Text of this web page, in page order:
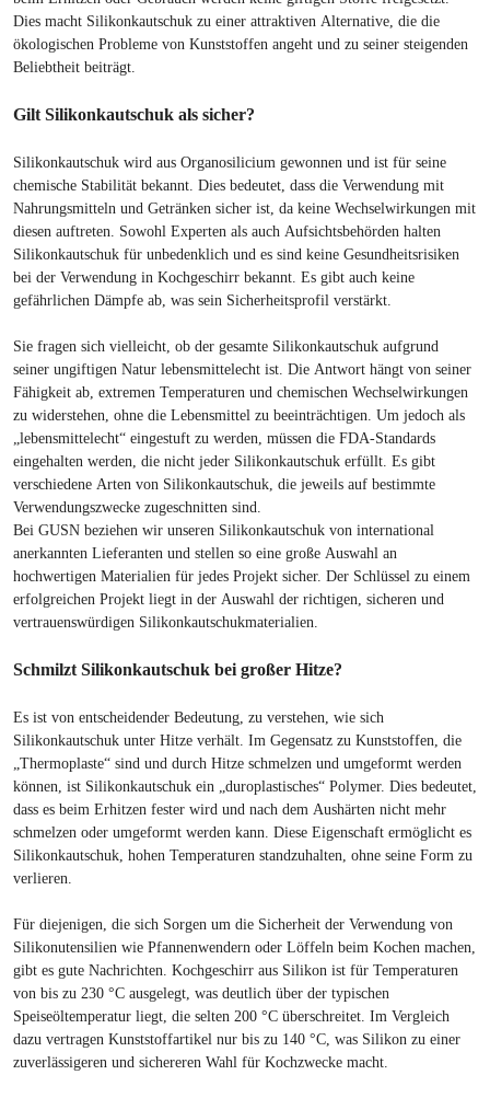
Dies macht Silikonkautschuk zu einer attraktiven Alternative, die die
ökologischen Probleme von Kunststoffen angeht und zu seiner steigenden
Beliebtheit beiträgt.
Gilt Silikonkautschuk als sicher?
Silikonkautschuk wird aus Organosilicium gewonnen und ist für seine
chemische Stabilität bekannt. Dies bedeutet, dass die Verwendung mit
Nahrungsmitteln und Getränken sicher ist, da keine Wechselwirkungen mit
diesen auftreten. Sowohl Experten als auch Aufsichtsbehörden halten
Silikonkautschuk für unbedenklich und es sind keine Gesundheitsrisiken
bei der Verwendung in Kochgeschirr bekannt. Es gibt auch keine
gefährlichen Dämpfe ab, was sein Sicherheitsprofil verstärkt.
Sie fragen sich vielleicht, ob der gesamte Silikonkautschuk aufgrund
seiner ungiftigen Natur lebensmittelecht ist. Die Antwort hängt von seiner
Fähigkeit ab, extremen Temperaturen und chemischen Wechselwirkungen
zu widerstehen, ohne die Lebensmittel zu beeinträchtigen. Um jedoch als
„lebensmittelecht“ eingestuft zu werden, müssen die FDA-Standards
eingehalten werden, die nicht jeder Silikonkautschuk erfüllt. Es gibt
verschiedene Arten von Silikonkautschuk, die jeweils auf bestimmte
Verwendungszwecke zugeschnitten sind.
Bei GUSN beziehen wir unseren Silikonkautschuk von international
anerkannten Lieferanten und stellen so eine große Auswahl an
hochwertigen Materialien für jedes Projekt sicher. Der Schlüssel zu einem
erfolgreichen Projekt liegt in der Auswahl der richtigen, sicheren und
vertrauenswürdigen Silikonkautschukmaterialien.
Schmilzt Silikonkautschuk bei großer Hitze?
Es ist von entscheidender Bedeutung, zu verstehen, wie sich
Silikonkautschuk unter Hitze verhält. Im Gegensatz zu Kunststoffen, die
„Thermoplaste“ sind und durch Hitze schmelzen und umgeformt werden
können, ist Silikonkautschuk ein „duroplastisches“ Polymer. Dies bedeutet,
dass es beim Erhitzen fester wird und nach dem Aushärten nicht mehr
schmelzen oder umgeformt werden kann. Diese Eigenschaft ermöglicht es
Silikonkautschuk, hohen Temperaturen standzuhalten, ohne seine Form zu
verlieren.
Für diejenigen, die sich Sorgen um die Sicherheit der Verwendung von
Silikonutensilien wie Pfannenwendern oder Löffeln beim Kochen machen,
gibt es gute Nachrichten. Kochgeschirr aus Silikon ist für Temperaturen
von bis zu 230 °C ausgelegt, was deutlich über der typischen
Speiseöltemperatur liegt, die selten 200 °C überschreitet. Im Vergleich
dazu vertragen Kunststoffartikel nur bis zu 140 °C, was Silikon zu einer
zuverlässigeren und sichereren Wahl für Kochzwecke macht.